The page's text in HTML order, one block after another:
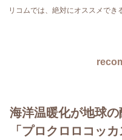
リコムでは、絶対にオススメでき
海洋温暖化が地球
「プロクロロコッ